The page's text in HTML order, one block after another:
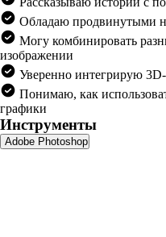
Обладаю продвинутыми
Могу комбинировать
изображении
Уверенно интегрирую
Понимаю, как
графики
Инструменты
Adobe Photoshop